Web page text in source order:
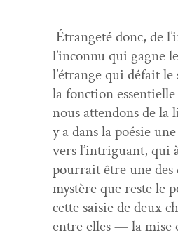
Étrangeté donc, de
l’inconnu qui gagne
l’étrange qui défait le
la fonc­tion essen­tielle
nous atten­dons de
y a dans la poésie
vers l’intriguant, qui
pour­rait être une
mys­tère que reste le
cette saisie de deux
entre elles — la mise